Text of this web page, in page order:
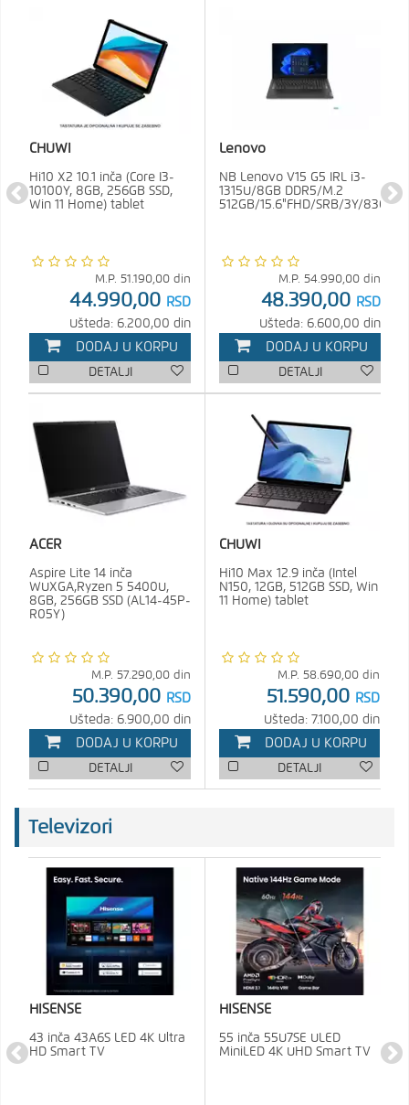
CHUWI
Hi10 X2 10.1 inča (Core I3-
10100Y, 8GB, 256GB SSD,
Win 11 Home) tablet
M.P. 51.190,00 din
44.990,00 RSD
Ušteda: 6.200,00 din
DODAJ U KORPU
DETALJI
Lenovo
NB Lenovo V15 G5 IRL i3-
1315U/8GB DDR5/M.2
512GB/15.6"FHD/SRB/3Y/
M.P. 54.990,00 din
48.390,00 RSD
Ušteda: 6.600,00 din
DODAJ U KORPU
DETALJI
ACER
Aspire Lite 14 inča
WUXGA,Ryzen 5 5400U,
8GB, 256GB SSD (AL14-45P-
R05Y)
M.P. 57.290,00 din
50.390,00 RSD
Ušteda: 6.900,00 din
DODAJ U KORPU
DETALJI
CHUWI
Hi10 Max 12.9 inča (Intel
N150, 12GB, 512GB SSD, Win
11 Home) tablet
M.P. 58.690,00 din
51.590,00 RSD
Ušteda: 7.100,00 din
DODAJ U KORPU
DETALJI
Televizori
HISENSE
43 inča 43A6S LED 4K Ultra
HD Smart TV
HISENSE
55 inča 55U7SE ULED
MiniLED 4K UHD Smart TV